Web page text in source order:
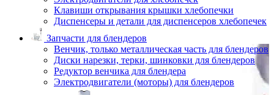
Клавиши открывания крышки хлебопечки
Диспенсеры и детали для диспенсеров хлебопечек
Запчасти для блендеров
Венчик, только металлическая часть для блендеров
Диски нарезки, терки, шинковки для блендеров
Редуктор венчика для блендера
Электродвигатели (моторы) для блендеров